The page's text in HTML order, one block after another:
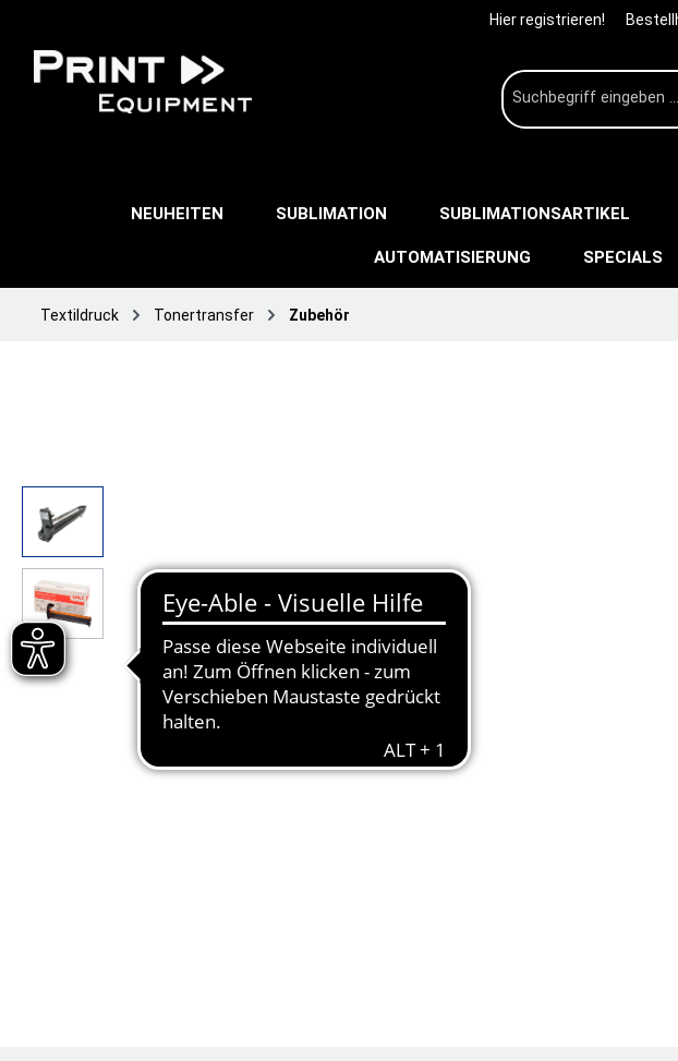
Hier registrieren!
NEUHEITEN SUBLIMATION SUBLIMATIONSARTIKEL
AUTOMATISIERUNG SPECIALS
Textildruck Tonertransfer Zubehör